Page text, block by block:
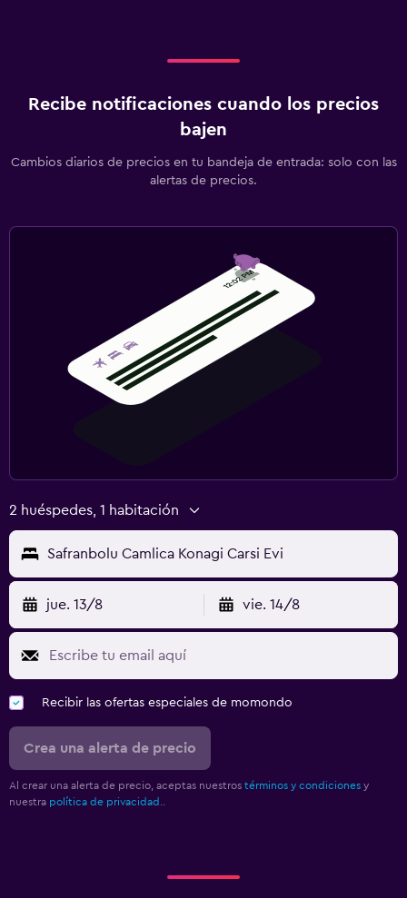
Recibe notificaciones cuando los precios
bajen
Cambios diarios de precios en tu bandeja de entrada: solo con las
alertas de precios.
2 huéspedes, 1 habitación
Safranbolu Camlica Konagi Carsi Evi
jue. 13/8 vie. 14/8
Recibir las ofertas especiales de momondo
Crea una alerta de precio
Al crear una alerta de precio, aceptas nuestros términos y condiciones y
nuestra política de privacidad.